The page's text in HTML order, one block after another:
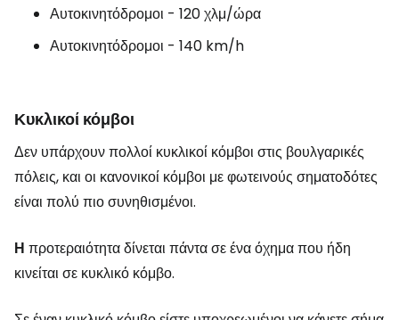
Αυτοκινητόδρομοι - 120 χλμ/ώρα
Αυτοκινητόδρομοι - 140 km/h
Κυκλικοί κόμβοι
Δεν υπάρχουν πολλοί κυκλικοί κόμβοι στις βουλγαρικές
πόλεις, και οι κανονικοί κόμβοι με φωτεινούς σηματοδότες
είναι πολύ πιο συνηθισμένοι.
Η προτεραιότητα δίνεται πάντα σε ένα όχημα που ήδη
κινείται σε κυκλικό κόμβο.